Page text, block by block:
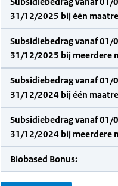
31/12/2025 bij één
Subsidiebedrag vanaf
31/12/2025 bij meerdere
Subsidiebedrag vanaf
31/12/2024 bij één
Subsidiebedrag vanaf
31/12/2024 bij meerdere
Biobased Bonus: